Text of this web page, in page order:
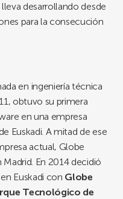
desarrollando desde
para la consecución
en ingeniería técnica
obtuvo su primera
en una empresa
Euskadi. A mitad de ese
actual, Globe
Madrid. En 2014 decidió
Euskadi con Globe
Tecnológico de